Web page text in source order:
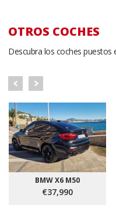
OTROS COCHES
Descubra los coches puestos
BMW X6 M50
€37,990